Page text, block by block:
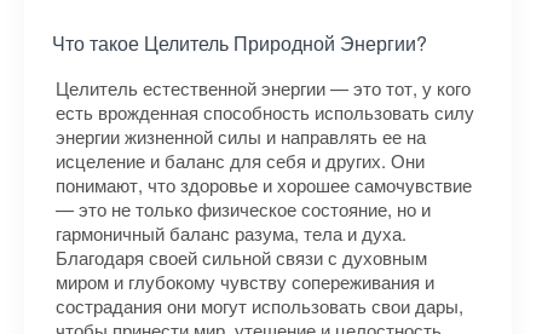
Что такое Целитель Природной Энергии?
Целитель естественной энергии — это тот, у кого
есть врожденная способность использовать силу
энергии жизненной силы и направлять ее на
исцеление и баланс для себя и других. Они
понимают, что здоровье и хорошее самочувствие
— это не только физическое состояние, но и
гармоничный баланс разума, тела и духа.
Благодаря своей сильной связи с духовным
миром и глубокому чувству сопереживания и
сострадания они могут использовать свои дары,